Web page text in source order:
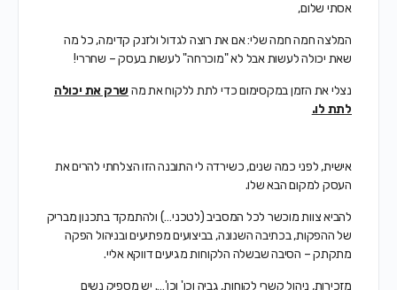
אסתי שלום,
המלצה חמה חמה שלי:אם את רוצה לגדול ולזנק קדימה,כל מה
שאת יכולה לעשות אבל לא "מוכרחה" לעשות בעסק –שחררי!
נצלי את הזמן במקסימום כדי לתת ללקוח את מהשרק את יכולה
לתת לו.
אישית, לפני כמה שנים, כשירדה לי התובנה הזוהצלחתי להרים את
העסק למקום הבא שלו.
להביא צוות מוכשר לכל המסביב (לטכני…)ולהתמקד בתכנון מבריק
של ההפקות, בכתיבה השנונה, בביצועים מפתיעים ובניהול הפקה
מתקתק – הסיבה שבשלה הלקוחות מגיעים דווקא אליי.
מזכירות, ניהול קשרי לקוחות, גביה וכו' וכו'…. יש מספיק נשים